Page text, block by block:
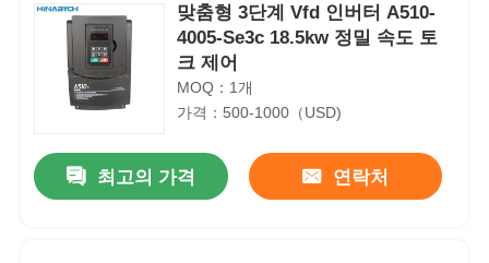
맞춤형 3단계 Vfd 인버터 A510-
4005-Se3c 18.5kw 정밀 속도 토
크 제어
MOQ：1개
가격：500-1000（USD)
최고의 가격 연락처